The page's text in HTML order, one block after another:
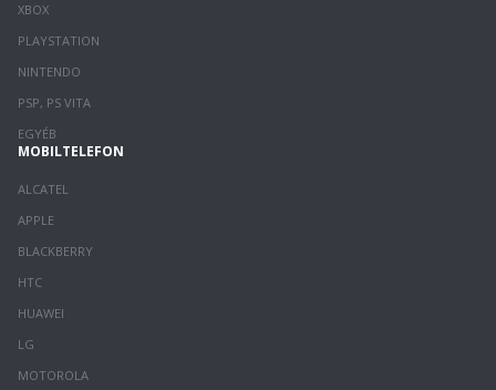
XBOX
PLAYSTATION
NINTENDO
PSP, PS VITA
EGYÉB
MOBILTELEFON
ALCATEL
APPLE
BLACKBERRY
HTC
HUAWEI
LG
MOTOROLA